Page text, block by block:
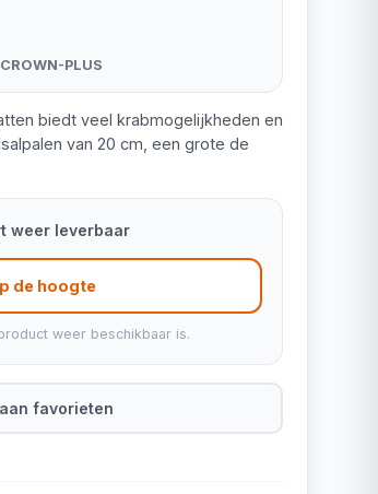
PLUS
biedt veel krabmogelijkheden en
van 20 cm, een grote de
weer leverbaar
de hoogte
weer beschikbaar is.
favorieten